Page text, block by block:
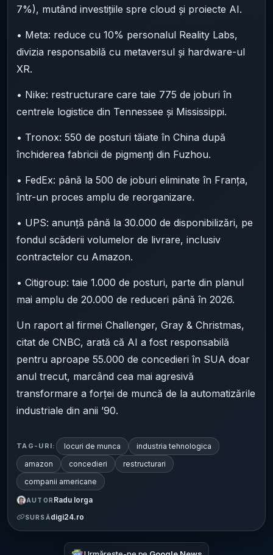
7%), mutând investițiile spre cloud și proiecte AI.
• Meta: reduce cu 10% personalul Reality Labs,
divizia responsabilă cu metaversul și hardware-ul
XR.
• Nike: restructurare care taie 775 de joburi în
centrele logistice din Tennessee și Mississippi.
• Tronox: 550 de posturi tăiate în China după
închiderea fabricii de pigmenți din Fuzhou.
• FedEx: până la 500 de joburi eliminate în Franța,
într-un proces amplu de reorganizare.
• UPS: anunță până la 30.000 de disponibilizări, pe
fondul scăderii volumelor de livrare, inclusiv
contractelor cu Amazon.
• Citigroup: taie 1.000 de posturi, parte din planul
mai amplu de 20.000 de reduceri până în 2026.
Un raport al firmei Challenger, Gray & Christmas,
citat de CNBC, arată că AI a fost responsabilă
pentru aproape 55.000 de concedieri în SUA doar
anul trecut, marcând cea mai agresivă
transformare a forței de muncă de la automatizările
industriale din anii ’90.
TAG-URI: locuri de munca
industria tehnologica
amazon
concedieri
restructurari
companii americane
AUTOR Radu Iorga
SURSĂdigi24.ro